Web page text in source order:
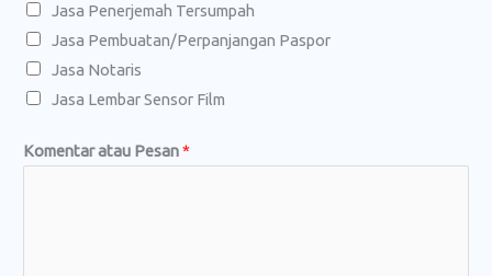
Jasa Penerjemah Tersumpah
Jasa Pembuatan/Perpanjangan Paspor
Jasa Notaris
Jasa Lembar Sensor Film
a
Komentar atau Pesan*